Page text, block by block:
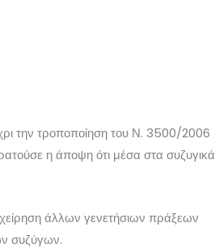
την τροποποίηση του Ν. 3500/2006
η άποψη ότι μέσα στα συζυγικά
άλλων γενετήσιων πράξεων
συζύγων.